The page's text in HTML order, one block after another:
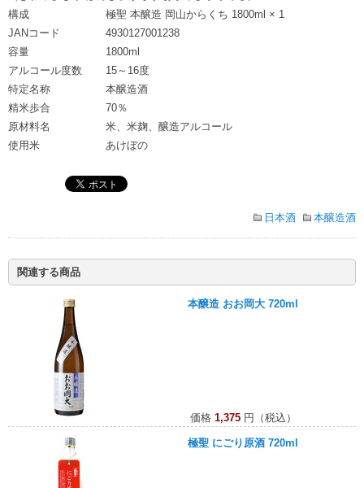
構成
極聖 本醸造 岡山からくち 1800ml × 1
JANコード
4930127001238
容量
1800ml
アルコール度数
15～16度
特定名称
本醸造酒
精米歩合
70％
原材料名
米、米麹、醸造アルコール
使用米
あけぼの
日本酒 本醸造酒
関連する商品
本醸造 おお岡大 720ml
価格 1,375円（税込）
極聖 にごり原酒 720ml